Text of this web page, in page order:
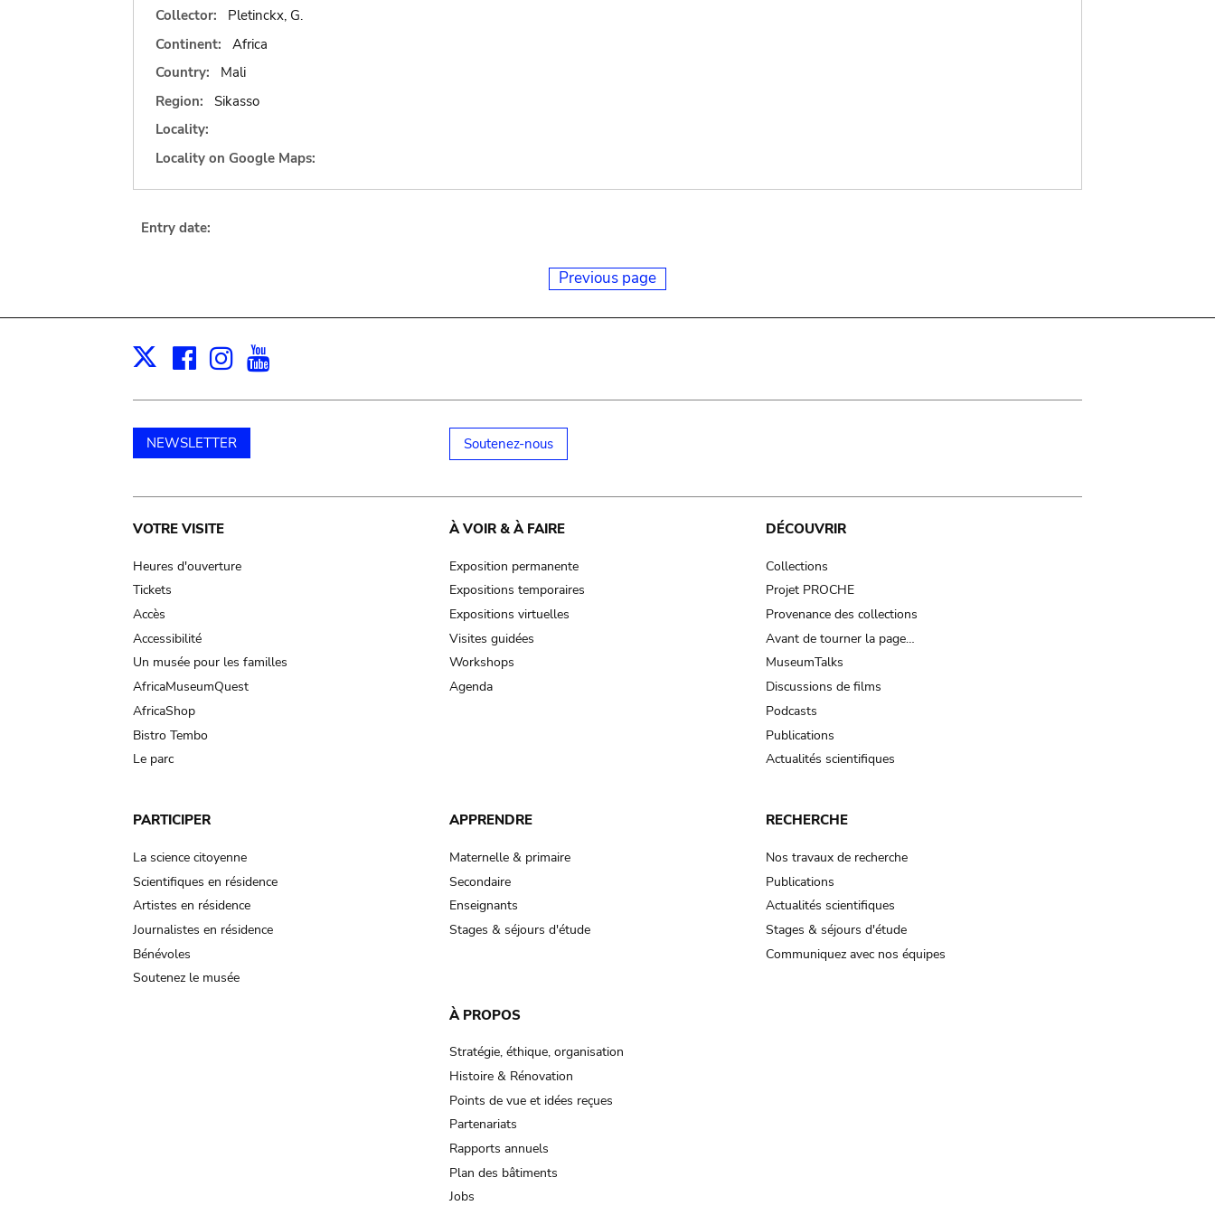
Collector:
Pletinckx, G.
Continent:
Africa
Country:
Mali
Region:
Sikasso
Locality:
Locality on Google Maps:
Entry date:
Previous page
X Facebook
Instagram
NEWSLETTER Soutenez-nous
Main
navigation
VOTRE VISITE
Heures d'ouverture
Tickets
Accès
Accessibilité
Un musée pour les familles
AfricaMuseumQuest
AfricaShop
Bistro Tembo
Le parc
À VOIR & À FAIRE
Exposition permanente
Expositions temporaires
Expositions virtuelles
Visites guidées
Workshops
Agenda
DÉCOUVRIR
Collections
Projet PROCHE
Provenance des collections
Avant de tourner la page…
MuseumTalks
Discussions de films
Podcasts
Publications
Actualités scientifiques
PARTICIPER
La science citoyenne
Scientifiques en résidence
Artistes en résidence
Journalistes en résidence
Bénévoles
Soutenez le musée
APPRENDRE
Maternelle & primaire
Secondaire
Enseignants
Stages & séjours d'étude
RECHERCHE
Nos travaux de recherche
Publications
Actualités scientifiques
Stages & séjours d'étude
Communiquez avec nos équipes
À PROPOS
Stratégie, éthique, organisation
Histoire & Rénovation
Points de vue et idées reçues
Partenariats
Rapports annuels
Plan des bâtiments
Jobs